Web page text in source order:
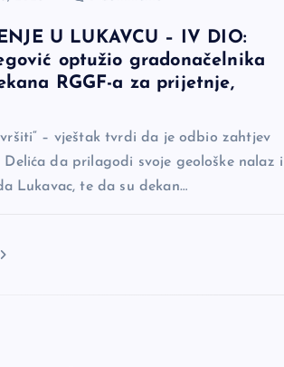
U LUKAVCU – IV DIO:
optužio gradonačelnika
RGGF-a za prijetnje,
– vještak tvrdi da je odbio zahtjev
da prilagodi svoje geološke nalaz i
Lukavac, te da su dekan…